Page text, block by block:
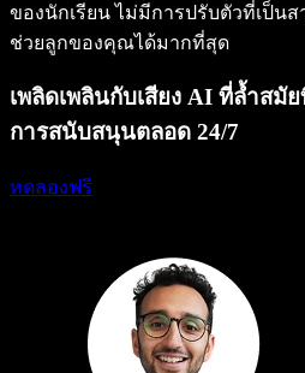
ของนักเรียน ไม่มีการปรับตัวที่เป็น
ช่วยลูกของคุณได้มากที่สุด
เพลิดเพลินกับเสียง AI ที่ล้ำสมั
การสนับสนุนตลอด 24/7
ทดลองฟรี